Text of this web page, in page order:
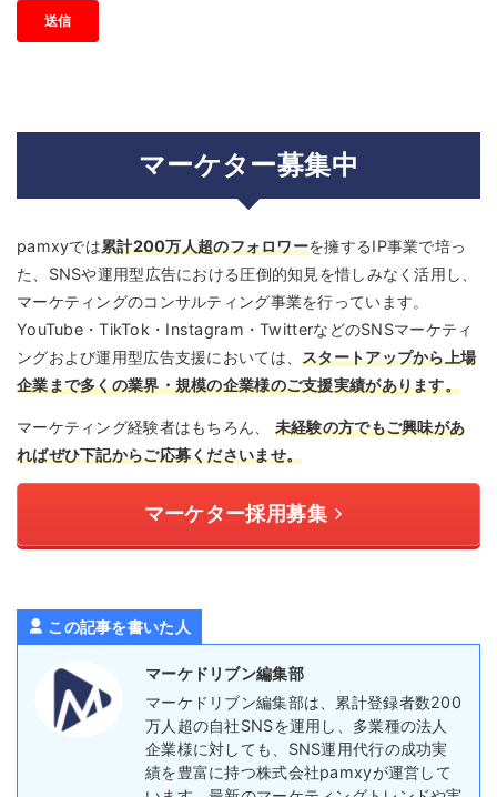
マーケター募集中
pamxyでは累計200万人超のフォロワーを擁するIP事業で培っ
た、SNSや運用型広告における圧倒的知見を惜しみなく活用し、
マーケティングのコンサルティング事業を行っています。
YouTube・TikTok・Instagram・TwitterなどのSNSマーケティ
ングおよび運用型広告支援においては、スタートアップから上場
企業まで多くの業界・規模の企業様のご支援実績があります。
マーケティング経験者はもちろん、
未経験の方でもご興味があ
ればぜひ下記からご応募くださいませ。
マーケター採用募集
この記事を書いた人
マーケドリブン編集部
マーケドリブン編集部は、累計登録者数200
万人超の自社SNSを運用し、多業種の法人
企業様に対しても、SNS運用代行の成功実
績を豊富に持つ株式会社pamxyが運営して